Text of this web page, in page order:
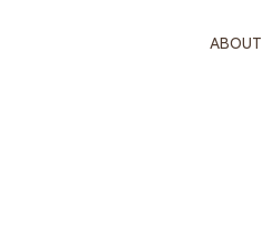
ABOUT